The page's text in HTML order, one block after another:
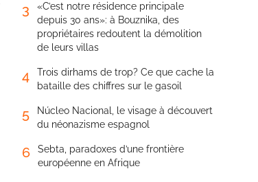
3
«C’est notre résidence principale
depuis 30 ans»: à Bouznika, des
propriétaires redoutent la démolition
de leurs villas
4
Trois dirhams de trop? Ce que cache la
bataille des chiffres sur le gasoil
5
Núcleo Nacional, le visage à découvert
du néonazisme espagnol
6
Sebta, paradoxes d’une frontière
européenne en Afrique